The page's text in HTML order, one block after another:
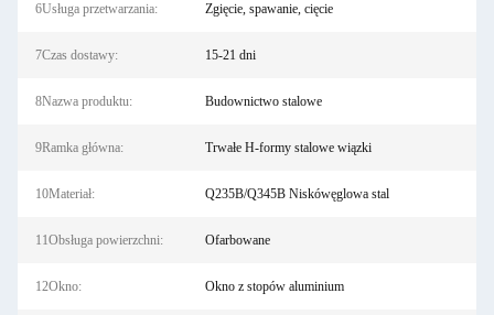
6Usługa przetwarzania: Zgięcie, spawanie, cięcie
7Czas dostawy: 15-21 dni
8Nazwa produktu: Budownictwo stalowe
9Ramka główna: Trwałe H-formy stalowe wiązki
10Materiał: Q235B/Q345B Niskówęglowa stal
11Obsługa powierzchni: Ofarbowane
12Okno: Okno z stopów aluminium